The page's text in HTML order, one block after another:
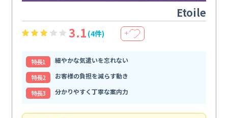
Etoile
3.1 (4件) ＋
特⻑1
細やかな気遣いを忘れない
特⻑2
お客様の負担を減らす動き
特⻑3
分かりやすく丁寧な案内力